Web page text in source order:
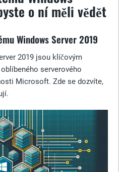
o ní měli vědět
Windows Server 2019
2019 jsou klíčovým
serverového
Microsoft. Zde se dozvíte,